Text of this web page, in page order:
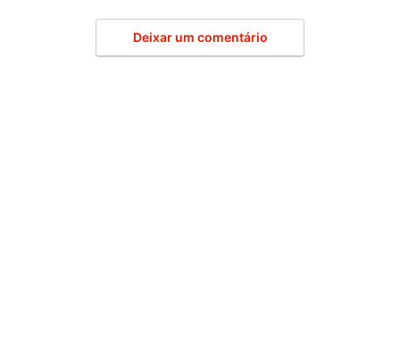
Deixar um comentário